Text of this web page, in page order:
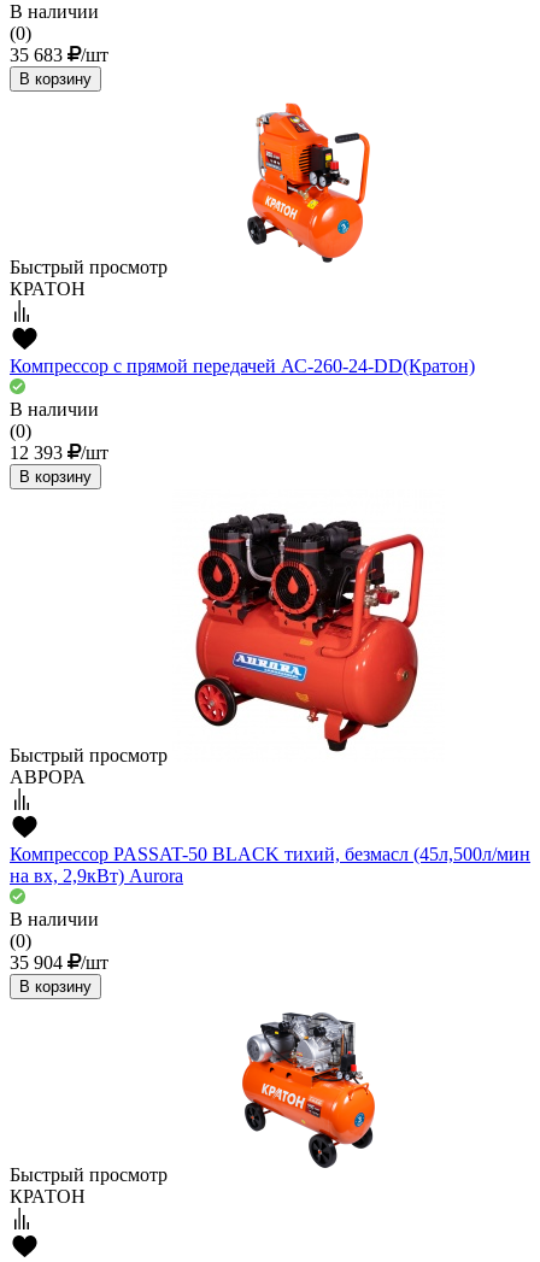
В наличии
(0)
35 683
/шт
В корзину
Быстрый просмотр
КРАТОН
Компрессор с прямой передачей АС-260-24-DD(Кратон)
В наличии
(0)
12 393
/шт
В корзину
Быстрый просмотр
АВРОРА
Компрессор PASSAT-50 BLACK тихий, безмасл (45л,500л/мин
на вх, 2,9кВт) Aurora
В наличии
(0)
35 904
/шт
В корзину
Быстрый просмотр
КРАТОН